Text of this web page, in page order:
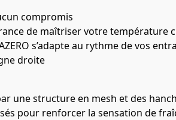
compromis
de maîtriser votre température
s’adapte au rythme de vos
droite
une structure en mesh et des
pour renforcer la sensation de